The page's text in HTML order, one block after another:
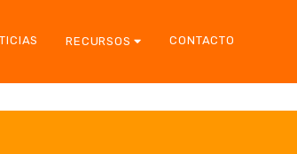
RECURSOS CONTACTO